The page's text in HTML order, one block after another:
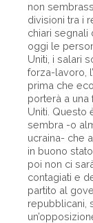
non
divisioni tra i
chiari segnali
oggi le
Uniti, i salari
forza-lavoro,
prima che
porterà a una
Uniti. Questo
sembra -o
ucraina- che
in buono
poi non ci
contagiati e
partito al
repubblicani,